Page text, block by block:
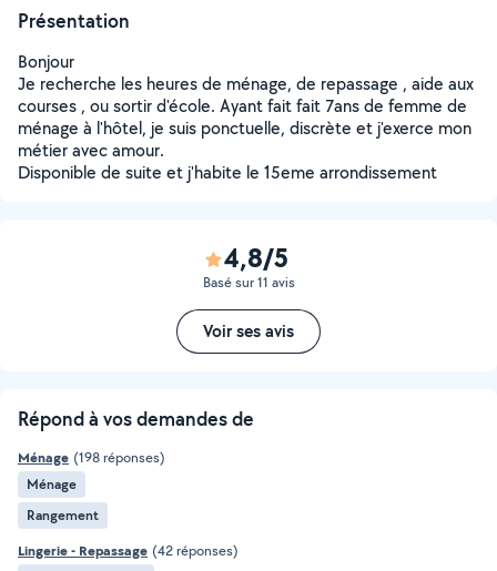
Présentation
Bonjour
Je recherche les heures de ménage, de repassage , aide aux
courses , ou sortir d'école. Ayant fait fait 7ans de femme de
ménage à l'hôtel, je suis ponctuelle, discrète et j'exerce mon
métier avec amour.
Disponible de suite et j'habite le 15eme arrondissement
4,8/5
Basé sur 11 avis
Voir ses avis
Répond à vos demandes de
Ménage (198 réponses)
Ménage
Rangement
Lingerie - Repassage (42 réponses)